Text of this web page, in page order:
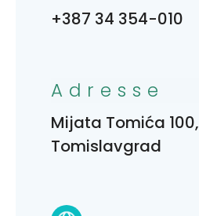
+387 34 354-010
Adresse
Mijata Tomića 100,
Tomislavgrad